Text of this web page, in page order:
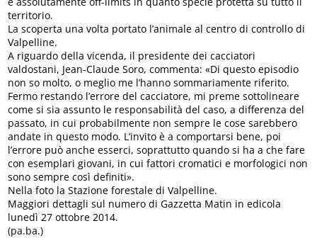
territorio.
La scoperta una volta portato l’animale al centro di controllo di
Valpelline.
A riguardo della vicenda, il presidente dei cacciatori
valdostani, Jean-Claude Soro, commenta: «Di questo episodio
non so molto, o meglio me l’hanno sommariamente riferito.
Fermo restando l’errore del cacciatore, mi preme sottolineare
come si sia assunto le responsabilità del caso, a differenza del
passato, in cui probabilmente non sempre le cose sarebbero
andate in questo modo. L’invito è a comportarsi bene, poi
l’errore può anche esserci, soprattutto quando si ha a che fare
con esemplari giovani, in cui fattori cromatici e morfologici non
sono sempre così definiti».
Nella foto la Stazione forestale di Valpelline.
Maggiori dettagli sul numero di Gazzetta Matin in edicola
lunedì 27 ottobre 2014.
(pa.ba.)